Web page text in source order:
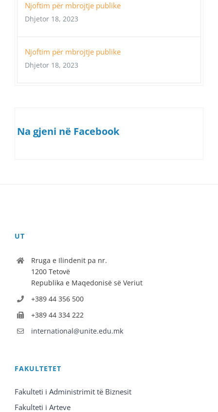
Njoftim për mbrojtje publike
Dhjetor 18, 2023
Njoftim për mbrojtje publike
Dhjetor 18, 2023
Na gjeni në Facebook
UT
Rruga e Ilindenit pa nr.
1200 Tetovë
Republika e Maqedonisë së Veriut
+389 44 356 500
+389 44 334 222
international@unite.edu.mk
FAKULTETET
Fakulteti i Administrimit të Biznesit
Fakulteti i Arteve